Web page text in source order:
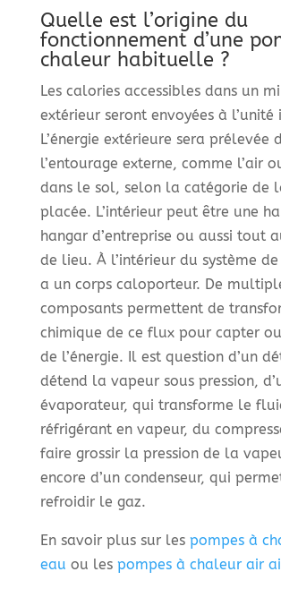
Quelle est l’origine du
fonctionnement d’une
chaleur habituelle ?
Les calories accessibles dans un
extérieur seront envoyées à l’unité
L’énergie extérieure sera prélevée
l’entourage externe, comme l’air
dans le sol, selon la catégorie de
placée. L’intérieur peut être une
hangar d’entreprise ou aussi tout
de lieu. À l’intérieur du système
a un corps caloporteur. De
composants permettent de
chimique de ce flux pour capter
de l’énergie. Il est question d’un
détend la vapeur sous pression,
évaporateur, qui transforme le
réfrigérant en vapeur, du
faire grossir la pression de la
encore d’un condenseur, qui
refroidir le gaz.
En savoir plus sur les pompes à
eau ou les pompes à chaleur air